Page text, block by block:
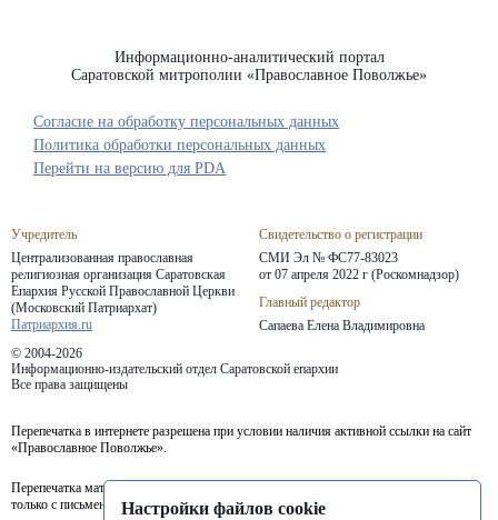
Информационно-аналитический портал
Саратовской митрополии «Православное Поволжье»
Учредитель
Централизованная православная
религиозная организация Саратовская
Епархия Русской Православной Церкви
(Московский Патриархат)
Патриархия.ru
Свидетельство о регистрации
СМИ Эл № ФС77-83023
от 07 апреля 2022 г (Роскомнадзор)
Главный редактор
Сапаева Елена Владимировна
© 2004-2026
Информационно-издательский отдел Саратовской епархии
Все права защищены
Согласие на обработку персональных данных
Политика обработки персональных данных
Перепечатка в интернете разрешена при условии наличия активной ссылки на сайт
«Православное Поволжье».
Перепечатка материалов портала в печатных изданиях (книгах, прессе) возможна
только с письменного разрешения редакции.
Перейти на версию для PDA
Настройки файлов cookie